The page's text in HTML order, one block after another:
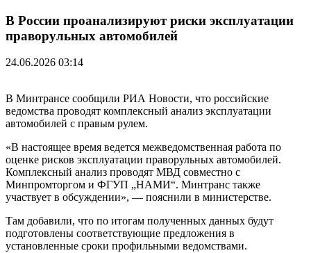
В России проанализируют риски эксплуатации
праворульных автомобилей
24.06.2026 03:14
В Минтрансе сообщили РИА Новости, что российские
ведомства проводят комплексный анализ эксплуатации
автомобилей с правым рулем.
«В настоящее время ведется межведомственная работа по
оценке рисков эксплуатации праворульных автомобилей.
Комплексный анализ проводят МВД совместно с
Минпромторгом и ФГУП „НАМИ“. Минтранс также
участвует в обсуждении», — пояснили в министерстве.
Там добавили, что по итогам полученных данных будут
подготовлены соответствующие предложения в
установленные сроки профильными ведомствами.